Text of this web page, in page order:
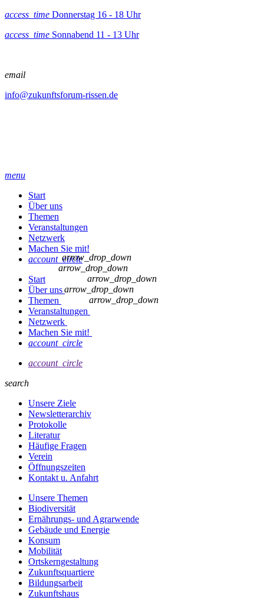
access_time Donnerstag 16 - 18 Uhr
access_time Sonnabend 11 - 13 Uhr
email
info@zukunftsforum-rissen.de
menu
Start
Über uns
Themen
Veranstaltungen
Netzwerk
Machen Sie mit!
account_circle
Start
Über uns
arrow_drop_down
Themen
arrow_drop_down
Veranstaltungen
arrow_drop_down
Netzwerk
arrow_drop_down
Machen Sie mit!
arrow_drop_down
account_circle
account_circle
search
Unsere Ziele
Newsletterarchiv
Protokolle
Literatur
Häufige Fragen
Verein
Öffnungszeiten
Kontakt u. Anfahrt
Unsere Themen
Biodiversität
Ernährungs- und Agrarwende
Gebäude und Energie
Konsum
Mobilität
Ortskerngestaltung
Zukunftsquartiere
Bildungsarbeit
Zukunftshaus